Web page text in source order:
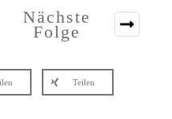
Nächste
Folge
Teilen